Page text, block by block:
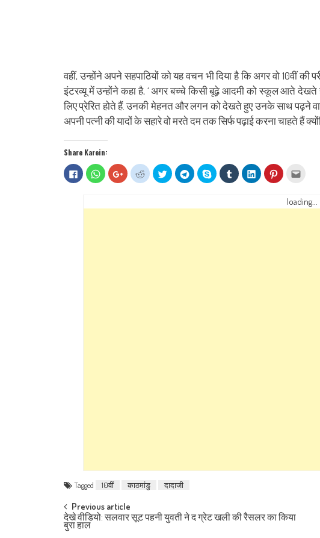
वहीं, उन्होंने अपने सहपाठियों को यह वचन भी दिया है कि अगर वो 10वीं की
इंटरव्यू में उन्होंने कहा है, ‘ अगर बच्चे किसी बूढ़े आदमी को स्कूल आते
लिए प्रेरित होते हैं. उनकी मेहनत और लगन को देखते हुए उनके साथ पढ़ने
अपनी पत्नी की यादों के सहारे वो मरते दम तक सिर्फ पढ़ाई करना चाहते हैं
Share Karein:
Click
to
share
(Opens
Click
to
share
(Opens
Click
to
share
(Opens
Click
to
share
(Opens
Click
to
share
(Opens
Click
to
share
(Opens
Share
on
Skype
new
Click
to
share
(Opens
Click
to
share
(Opens
Click
to
Pinterest
(Opens
to
a
loading...
Tagged 10वीं काठमांडु दादाजी
Post navigation
Previous article
देखे वीडियो: सलवार सूट पहनी युवती ने द ग्रेट खली की रैसलर का किया
बुरा हाल